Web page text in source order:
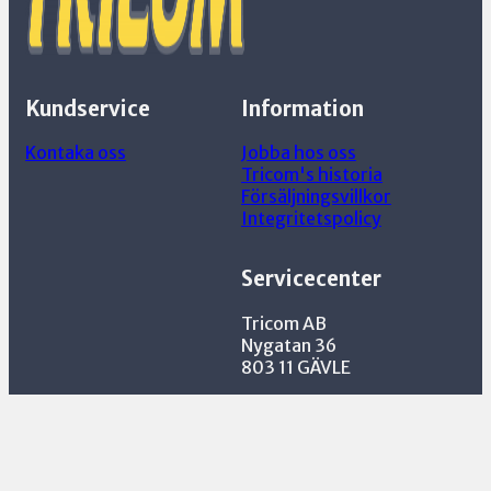
att tåla långvarig och intensiv användning.
Ergonomisk design
även under långa spelsessioner.
Kundservice
Kontaka oss
Information
Jobba hos oss
Tricom's historia
Försäljningsvillkor
Integritetspolicy
Servicecenter
Tricom AB
Nygatan 36
803 11 GÄVLE